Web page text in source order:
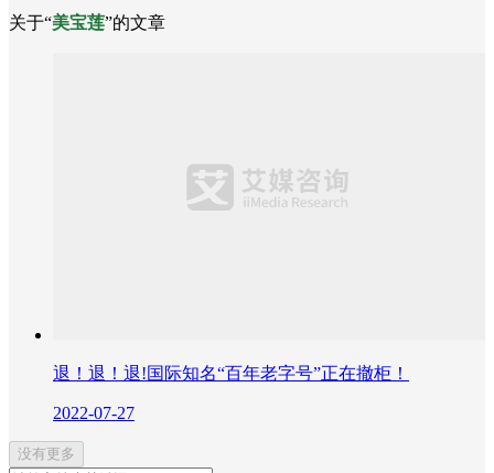
关于“美宝莲”的文章
退！退！退!国际知名“百年老字号”正在撤柜！
2022-07-27
没有更多